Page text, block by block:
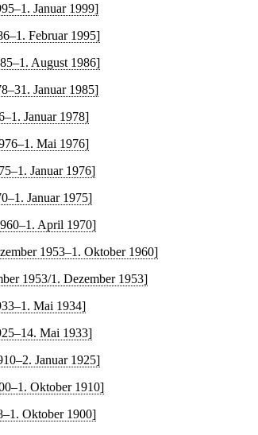
Januar 1999]
Februar 1995]
August 1986]
Januar 1985]
Januar 1978]
Mai 1976]
Januar 1976]
Januar 1975]
April 1970]
1953–1. Oktober 1960]
1953/1. Dezember 1953]
Mai 1934]
Mai 1933]
Januar 1925]
Oktober 1910]
Oktober 1900]